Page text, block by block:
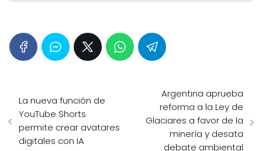
La nueva función de
YouTube Shorts
permite crear avatares
digitales con IA
Argentina aprueba
reforma a la Ley de
Glaciares a favor de la
minería y desata
debate ambiental